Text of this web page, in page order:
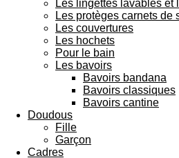
Les lingettes lavables et
Les protèges carnets de
Les couvertures
Les hochets
Pour le bain
Les bavoirs
Bavoirs bandana
Bavoirs classiques
Bavoirs cantine
Doudous
Fille
Garçon
Cadres